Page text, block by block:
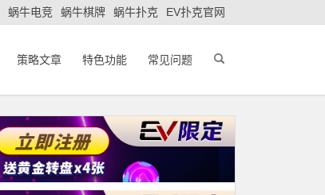
蜗牛电竞 蜗牛棋牌 蜗牛扑克 EV扑克官网
策略文章 特色功能 常见问题